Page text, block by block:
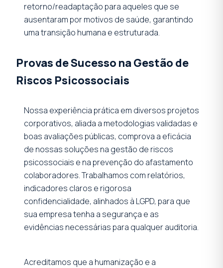
retorno/readaptação para aqueles que se
ausentaram por motivos de saúde, garantindo
uma transição humana e estruturada.
Provas de Sucesso na Gestão de
Riscos Psicossociais
Nossa experiência prática em diversos projetos
corporativos, aliada a metodologias validadas e
boas avaliações públicas, comprova a eficácia
de nossas soluções na gestão de riscos
psicossociais e na prevenção do afastamento
colaboradores. Trabalhamos com relatórios,
indicadores claros e rigorosa
confidencialidade, alinhados à LGPD, para que
sua empresa tenha a segurança e as
evidências necessárias para qualquer auditoria.
Acreditamos que a humanização e a